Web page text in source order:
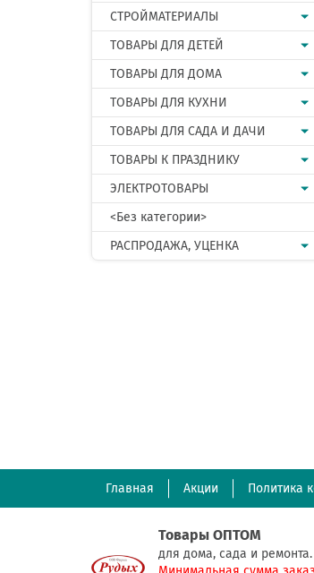
СТРОЙМАТЕРИАЛЫ
ТОВАРЫ ДЛЯ ДЕТЕЙ
ТОВАРЫ ДЛЯ ДОМА
ТОВАРЫ ДЛЯ КУХНИ
ТОВАРЫ ДЛЯ САДА И ДАЧИ
ТОВАРЫ К ПРАЗДНИКУ
ЭЛЕКТРОТОВАРЫ
<Без категории>
РАСПРОДАЖА, УЦЕНКА
Главная Акции Политика
Товары ОПТОМ
для дома, сада и ремонта.